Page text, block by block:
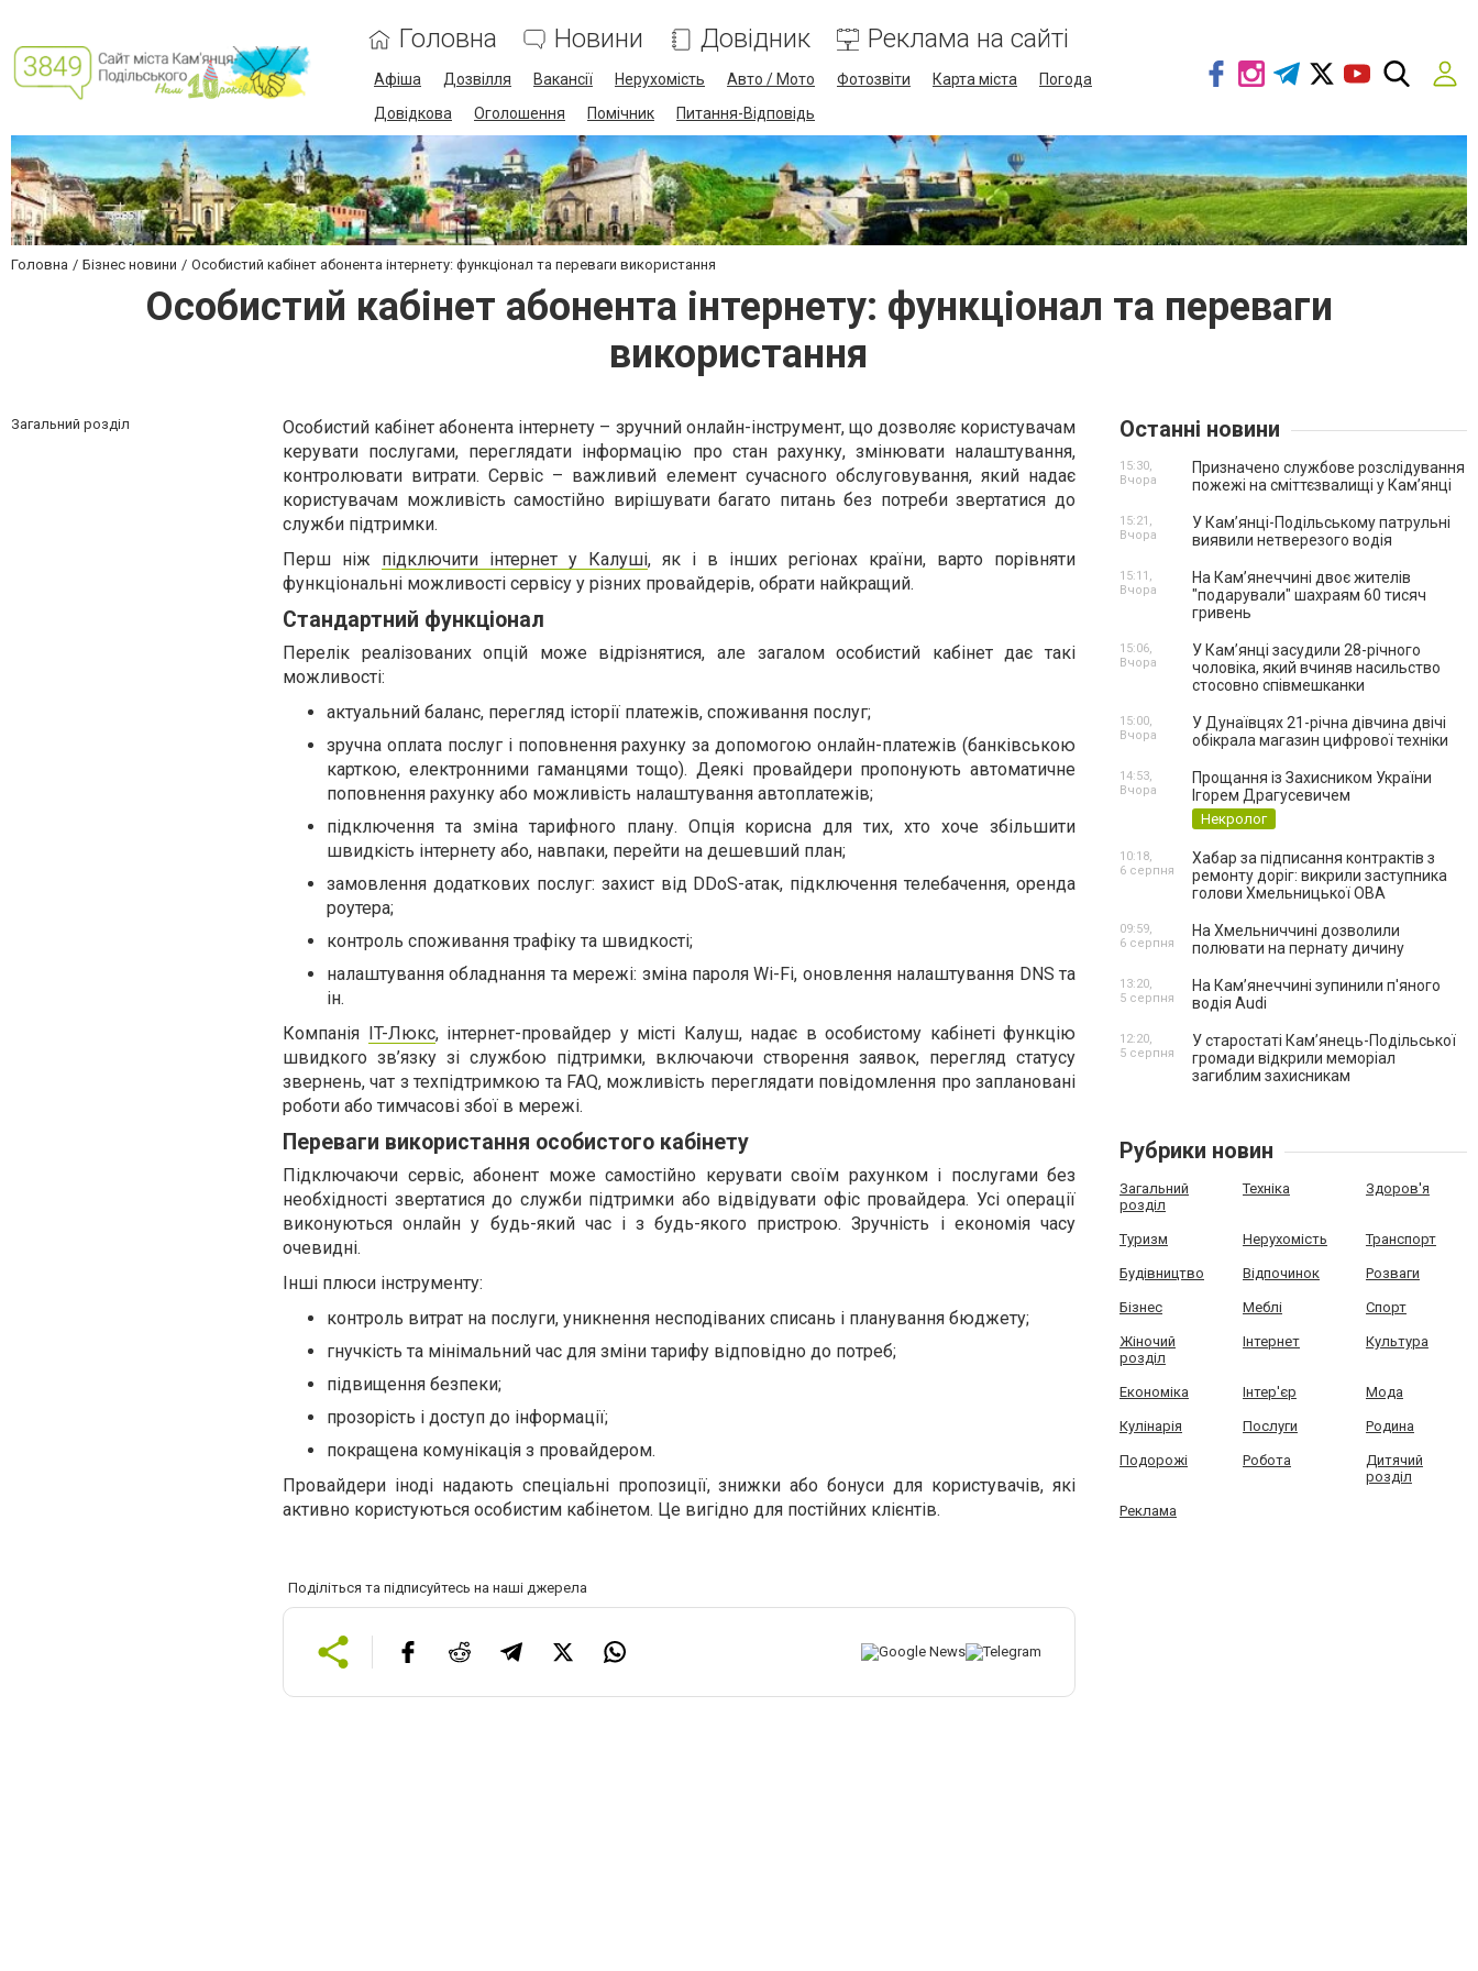
Головна Новини Довідник Реклама на сайті
Афіша Дозвілля Вакансії Нерухомість Авто / Мото Фотозвіти Карта міста
Погода
Довідкова
Оголошення Помічник Питання-Відповідь
Головна Бізнес новини Особистий кабінет абонента інтернету: функціонал та переваги використання
Особистий кабінет абонента інтернету: функціонал та переваги
використання
Загальний розділ
Особистий кабінет абонента інтернету – зручний онлайн-інструмент, що дозволяє користувачам
керувати послугами, переглядати інформацію про стан рахунку, змінювати налаштування,
контролювати витрати. Сервіс – важливий елемент сучасного обслуговування, який надає
користувачам можливість самостійно вирішувати багато питань без потреби звертатися до
служби підтримки.
Перш ніж підключити інтернет у Калуші, як і в інших регіонах країни, варто порівняти
функціональні можливості сервісу у різних провайдерів, обрати найкращий.
Стандартний функціонал
Перелік реалізованих опцій може відрізнятися, але загалом особистий кабінет дає такі
можливості:
актуальний баланс, перегляд історії платежів, споживання послуг;
зручна оплата послуг і поповнення рахунку за допомогою онлайн-платежів (банківською
карткою, електронними гаманцями тощо). Деякі провайдери пропонують автоматичне
поповнення рахунку або можливість налаштування автоплатежів;
підключення та зміна тарифного плану. Опція корисна для тих, хто хоче збільшити
швидкість інтернету або, навпаки, перейти на дешевший план;
замовлення додаткових послуг: захист від DDoS-атак, підключення телебачення, оренда
роутера;
контроль споживання трафіку та швидкості;
налаштування обладнання та мережі: зміна пароля Wi-Fi, оновлення налаштування DNS та
ін.
Компанія IT-Люкс, інтернет-провайдер у місті Калуш, надає в особистому кабінеті функцію
швидкого зв’язку зі службою підтримки, включаючи створення заявок, перегляд статусу
звернень, чат з техпідтримкою та FAQ, можливість переглядати повідомлення про заплановані
роботи або тимчасові збої в мережі.
Переваги використання особистого кабінету
Підключаючи сервіс, абонент може самостійно керувати своїм рахунком і послугами без
необхідності звертатися до служби підтримки або відвідувати офіс провайдера. Усі операції
виконуються онлайн у будь-який час і з будь-якого пристрою. Зручність і економія часу
очевидні.
Інші плюси інструменту:
контроль витрат на послуги, уникнення несподіваних списань і планування бюджету;
гнучкість та мінімальний час для зміни тарифу відповідно до потреб;
підвищення безпеки;
прозорість і доступ до інформації;
покращена комунікація з провайдером.
Провайдери іноді надають спеціальні пропозиції, знижки або бонуси для користувачів, які
активно користуються особистим кабінетом. Це вигідно для постійних клієнтів.
Поділіться та підписуйтесь на наші джерела
Останні новини
Призначено службове розслідування
пожежі на сміттєзвалищі у Кам’янці
15:30,
Вчора
У Кам’янці-Подільському патрульні
виявили нетверезого водія
15:21,
Вчора
На Камʼянеччині двоє жителів
"подарували" шахраям 60 тисяч
гривень
15:11,
Вчора
У Камʼянці засудили 28-річного
чоловіка, який вчиняв насильство
стосовно співмешканки
15:06,
Вчора
У Дунаївцях 21-річна дівчина двічі
обікрала магазин цифрової техніки
15:00,
Вчора
Прощання із Захисником України
Ігорем Драгусевичем
Некролог
14:53,
Вчора
Хабар за підписання контрактів з
ремонту доріг: викрили заступника
голови Хмельницької ОВА
10:18,
6 серпня
На Хмельниччині дозволили
полювати на пернату дичину
09:59,
6 серпня
На Камʼянеччині зупинили п'яного
водія Audi
13:20,
5 серпня
У старостаті Кам’янець-Подільської
громади відкрили меморіал
загиблим захисникам
12:20,
5 серпня
Рубрики новин
Загальний
розділ
Техніка Здоров'я
Туризм Нерухомість Транспорт
Будівництво Відпочинок Розваги
Бізнес Меблі Спорт
Жіночий
розділ
Інтернет Культура
Економіка Інтер'єр Мода
Кулінарія Послуги Родина
Подорожі Робота
Дитячий
розділ
Реклама